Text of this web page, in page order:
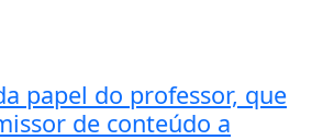
papel do professor, que
de conteúdo a